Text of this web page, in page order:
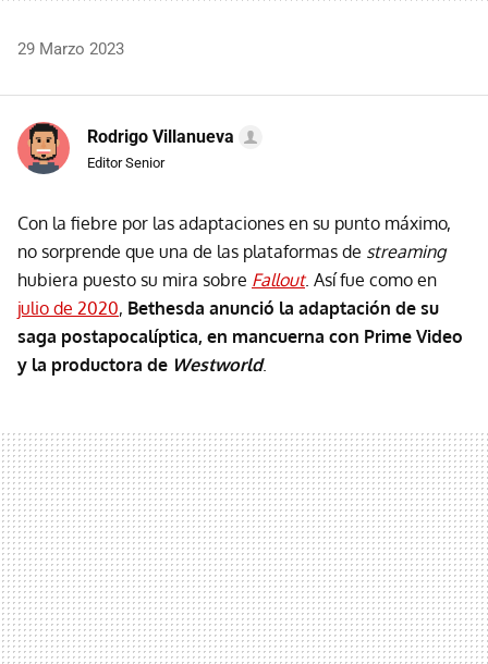
29 Marzo 2023
Rodrigo Villanueva
Editor Senior
Con la fiebre por las adaptaciones en su punto máximo,
no sorprende que una de las plataformas de streaming
hubiera puesto su mira sobre Fallout. Así fue como en
julio de 2020, Bethesda anunció la adaptación de su
saga postapocalíptica, en mancuerna con Prime Video
y la productora de Westworld.